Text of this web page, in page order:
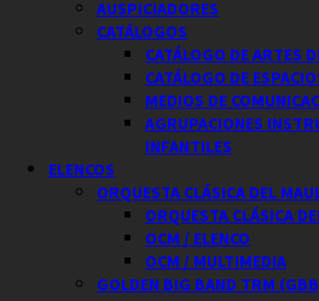
AUSPICIADORES
CATÁLOGOS
CATÁLOGO DE ARTES
CATÁLOGO DE
MEDIOS DE
AGRUPACIONES
INFANTILES
ELENCOS
ORQUESTA CLÁSICA DEL
ORQUESTA CLÁSICA
OCM / ELENCO
OCM / MULTIMEDIA
GOLDEN BIG BAND TRM